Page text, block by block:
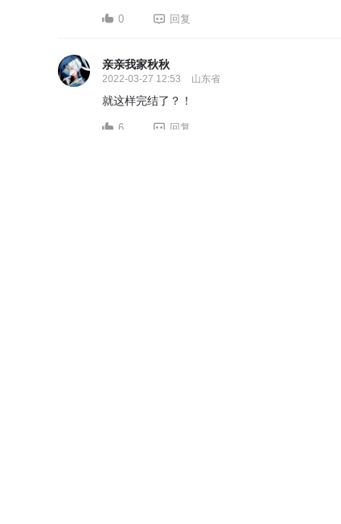
0 回复
亲亲我家秋秋
2022-03-27 12:53 山东省
就这样完结了？！
6 回复